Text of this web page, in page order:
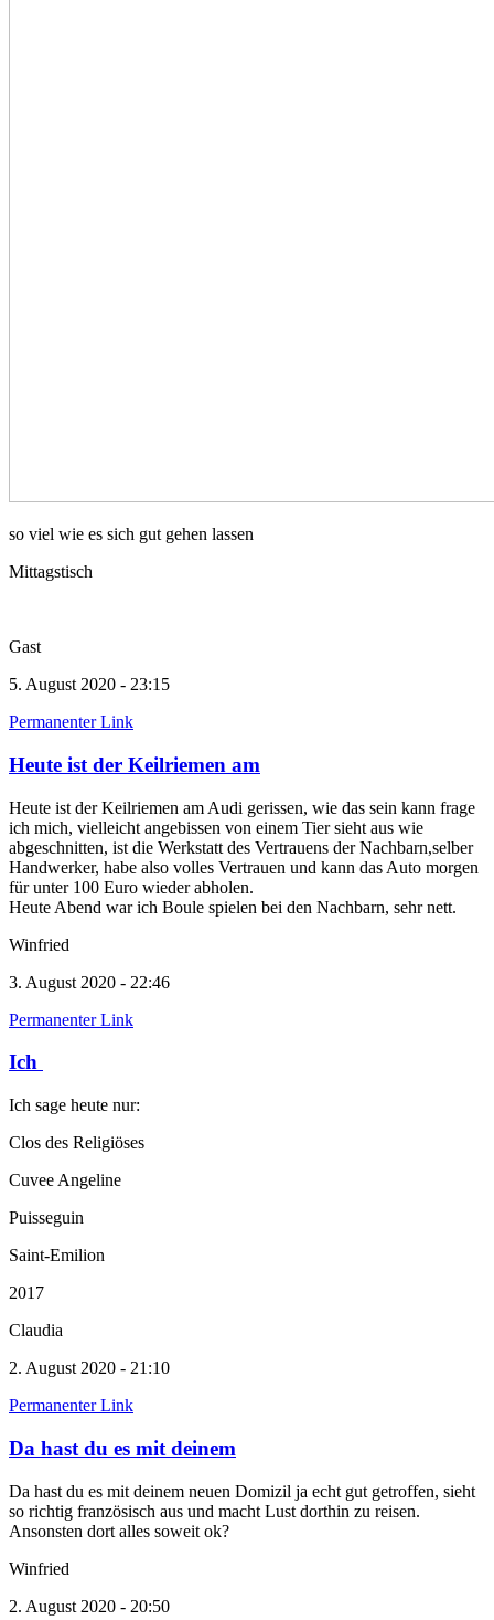
so viel wie es sich gut gehen lassen
Mittagstisch
Gast
5. August 2020 - 23:15
Permanenter Link
Heute ist der Keilriemen am
Heute ist der Keilriemen am Audi gerissen, wie das sein kann frage
ich mich, vielleicht angebissen von einem Tier sieht aus wie
abgeschnitten, ist die Werkstatt des Vertrauens der Nachbarn,selber
Handwerker, habe also volles Vertrauen und kann das Auto morgen
für unter 100 Euro wieder abholen.
Heute Abend war ich Boule spielen bei den Nachbarn, sehr nett.
Winfried
3. August 2020 - 22:46
Permanenter Link
Ich
Ich sage heute nur:
Clos des Religiöses
Cuvee Angeline
Puisseguin
Saint-Emilion
2017
Claudia
2. August 2020 - 21:10
Permanenter Link
Da hast du es mit deinem
Da hast du es mit deinem neuen Domizil ja echt gut getroffen, sieht
so richtig französisch aus und macht Lust dorthin zu reisen.
Ansonsten dort alles soweit ok?
Winfried
2. August 2020 - 20:50